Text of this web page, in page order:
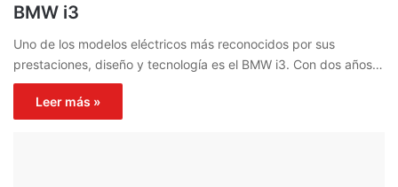
BMW i3
Uno de los modelos eléctricos más reconocidos por sus
prestaciones, diseño y tecnología es el BMW i3. Con dos años…
Leer más »